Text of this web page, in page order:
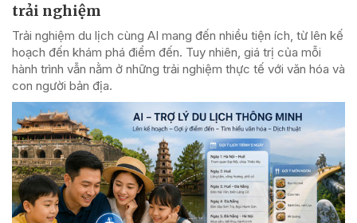
trải nghiệm
Trải nghiệm du lịch cùng AI mang đến nhiều tiện ích, từ lên kế
hoạch đến khám phá điểm đến. Tuy nhiên, giá trị của mỗi
hành trình vẫn nằm ở những trải nghiệm thực tế với văn hóa và
con người bản địa.